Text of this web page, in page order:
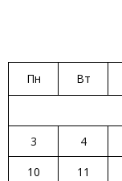
Пн Вт
3
4
10
11